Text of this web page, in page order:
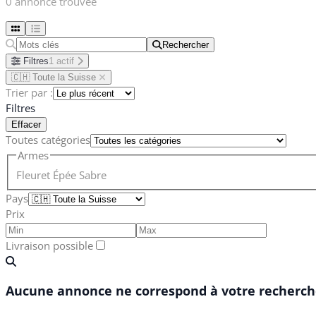
Rechercher
Rechercher
Filtres1 actif
🇨🇭 Toute la Suisse
Trier par :
Filtres
Effacer
Toutes catégories
Armes
Fleuret Épée Sabre
Pays
Prix
Livraison possible
Aucune annonce ne correspond à votre